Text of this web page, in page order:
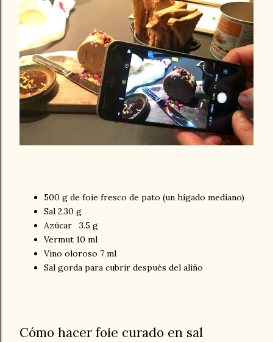
500 g de foie fresco de pato (un hígado mediano)
Sal 2.30 g
Azúcar 3.5 g
Vermut 10 ml
Vino oloroso 7 ml
Sal gorda para cubrir después del aliño
Cómo hacer foie curado en sal